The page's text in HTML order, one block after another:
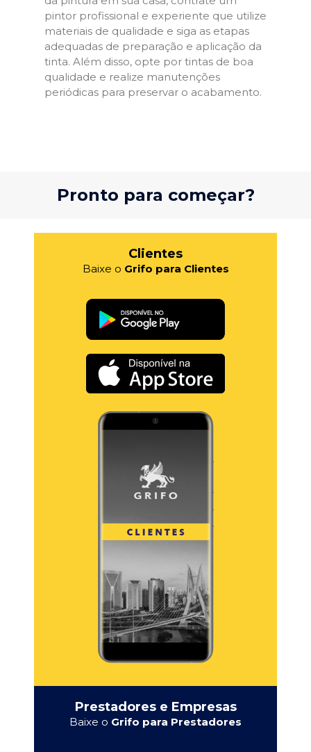
pintor profissional e experiente que utilize
materiais de qualidade e siga as etapas
adequadas de preparação e aplicação da
tinta. Além disso, opte por tintas de boa
qualidade e realize manutenções
periódicas para preservar o acabamento.
Pronto para começar?
Clientes
Baixe o Grifo para Clientes
Prestadores e Empresas
Baixe o Grifo para Prestadores